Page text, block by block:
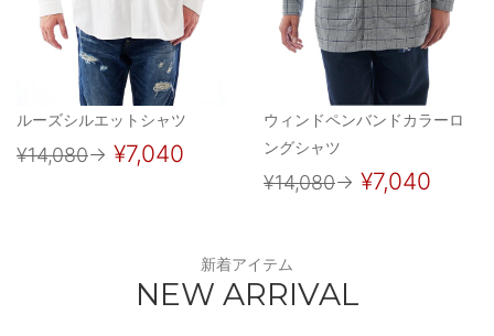
ルーズシルエットシャツ
¥14,080→ ¥7,040
ウィンドペンバンドカラーロ
ングシャツ
¥14,080→ ¥7,040
新着アイテム
NEW ARRIVAL